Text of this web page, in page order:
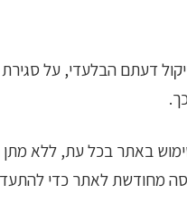
דעתם הבלעדי, על
מחודשת לאתר כדי